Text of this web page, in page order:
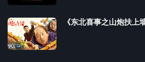
《东北喜事之山炮扶上